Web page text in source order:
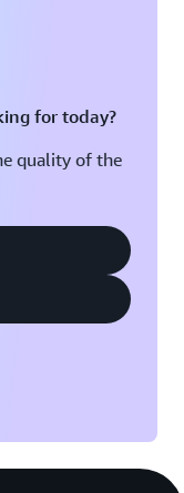
for today?
quality of the